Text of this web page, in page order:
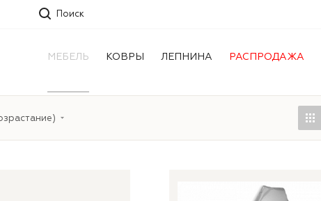
Поиск
МЕБЕЛЬ КОВРЫ ЛЕПНИНА РАСПРОДАЖА